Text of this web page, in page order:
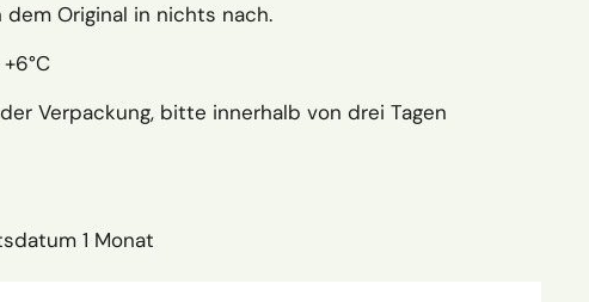
Original in nichts nach.
Verpackung, bitte innerhalb von drei Tagen
1 Monat